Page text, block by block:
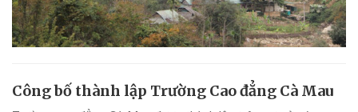
Công bố thành lập Trường Cao đẳng Cà Mau